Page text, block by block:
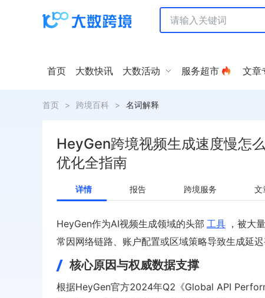
首页 大数快讯 大数活动 服务超市 文章
首页 > 跨境百科 > 名词解释
HeyGen跨境视频生成速度慢怎
优化全指南
详情 报告 跨境服务 文
HeyGen作为AI视频生成领域的头部 工具 ，被大
常因网络链路、账户配置或区域策略导致生成延迟
核心原因与权威数据支撑
根据HeyGen官方2024年Q2《Global API